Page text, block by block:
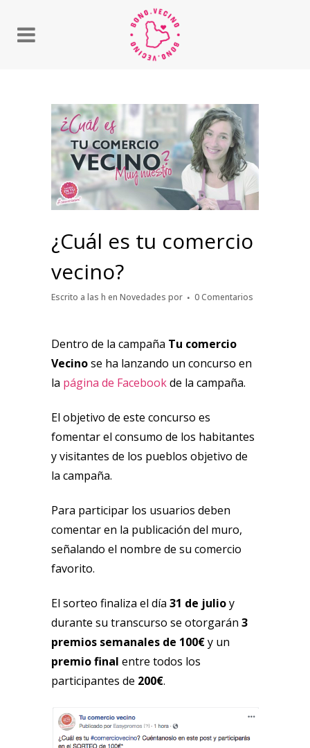
¿Cuál es tu comercio
vecino?
Escrito a las h en Novedades por 0 Comentarios
Dentro de la campaña Tu comercio
Vecinose ha lanzando un concurso en
la página de Facebookde la campaña.
El objetivo de este concurso es
fomentar el consumo de los habitantes
y visitantes de los pueblos objetivo de
la campaña.
Para participar los usuarios deben
comentar en la publicación del muro,
señalando el nombre de su comercio
favorito.
El sorteo finaliza el día 31 de julioy
durante su transcurso se otorgarán 3
premios semanales de 100€y un
premio final entre todos los
participantes de 200€.